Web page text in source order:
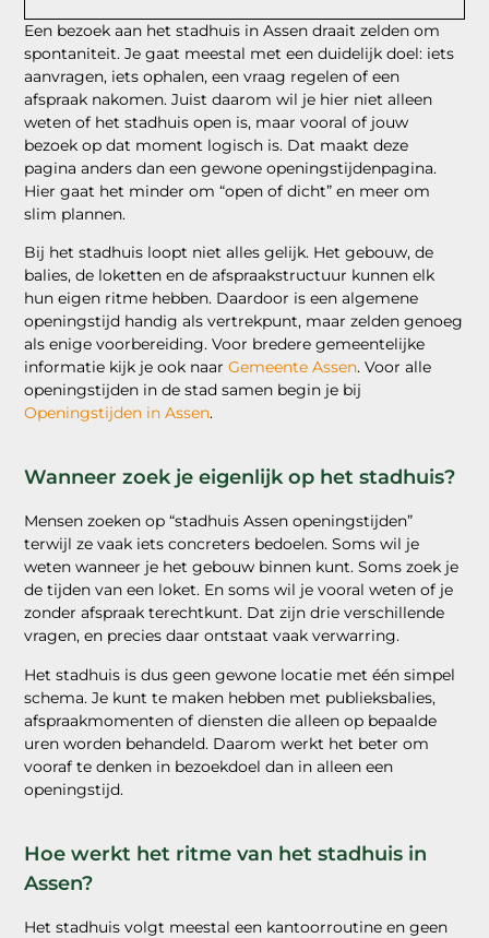
Een bezoek aan het stadhuis in Assen draait zelden om
spontaniteit. Je gaat meestal met een duidelijk doel: iets
aanvragen, iets ophalen, een vraag regelen of een
afspraak nakomen. Juist daarom wil je hier niet alleen
weten of het stadhuis open is, maar vooral of jouw
bezoek op dat moment logisch is. Dat maakt deze
pagina anders dan een gewone openingstijdenpagina.
Hier gaat het minder om “open of dicht” en meer om
slim plannen.
Bij het stadhuis loopt niet alles gelijk. Het gebouw, de
balies, de loketten en de afspraakstructuur kunnen elk
hun eigen ritme hebben. Daardoor is een algemene
openingstijd handig als vertrekpunt, maar zelden genoeg
als enige voorbereiding. Voor bredere gemeentelijke
informatie kijk je ook naarGemeente Assen. Voor alle
openingstijden in de stad samen begin je bij
Openingstijden in Assen.
Wanneer zoek je eigenlijk op het stadhuis?
Mensen zoeken op “stadhuis Assen openingstijden”
terwijl ze vaak iets concreters bedoelen. Soms wil je
weten wanneer je het gebouw binnen kunt. Soms zoek je
de tijden van een loket. En soms wil je vooral weten of je
zonder afspraak terechtkunt. Dat zijn drie verschillende
vragen, en precies daar ontstaat vaak verwarring.
Het stadhuis is dus geen gewone locatie met één simpel
schema. Je kunt te maken hebben met publieksbalies,
afspraakmomenten of diensten die alleen op bepaalde
uren worden behandeld. Daarom werkt het beter om
vooraf te denken in bezoekdoel dan in alleen een
openingstijd.
Hoe werkt het ritme van het stadhuis in
Assen?
Het stadhuis volgt meestal een kantoorroutine en geen